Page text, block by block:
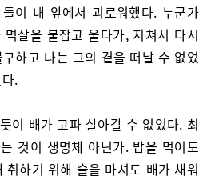
이 내 앞에서 괴로워했다. 누군가
살을 붙잡고 울다가, 지쳐서 다시
하고 나는 그의 곁을 떠날 수 없었
.
이 배가 고파 살아갈 수 없었다. 최
것이 생명체 아닌가. 밥을 먹어도
취하기 위해 술을 마셔도 배가 채워